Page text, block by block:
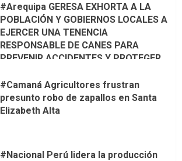
#Arequipa GERESA EXHORTA A LA
POBLACIÓN Y GOBIERNOS LOCALES A
EJERCER UNA TENENCIA
RESPONSABLE DE CANES PARA
PREVENIR ACCIDENTES Y PROTEGER
#Camaná Agricultores frustran
presunto robo de zapallos en Santa
Elizabeth Alta
#Nacional Perú lidera la producción